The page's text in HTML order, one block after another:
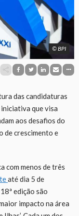
© BPI
das candidaturas
iniciativa que visa
aos desafios do
de crescimento e
com menos de três
até dia 5 de
edição são
impacto na área